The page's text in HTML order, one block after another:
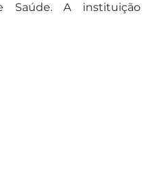
Saúde. A instituição